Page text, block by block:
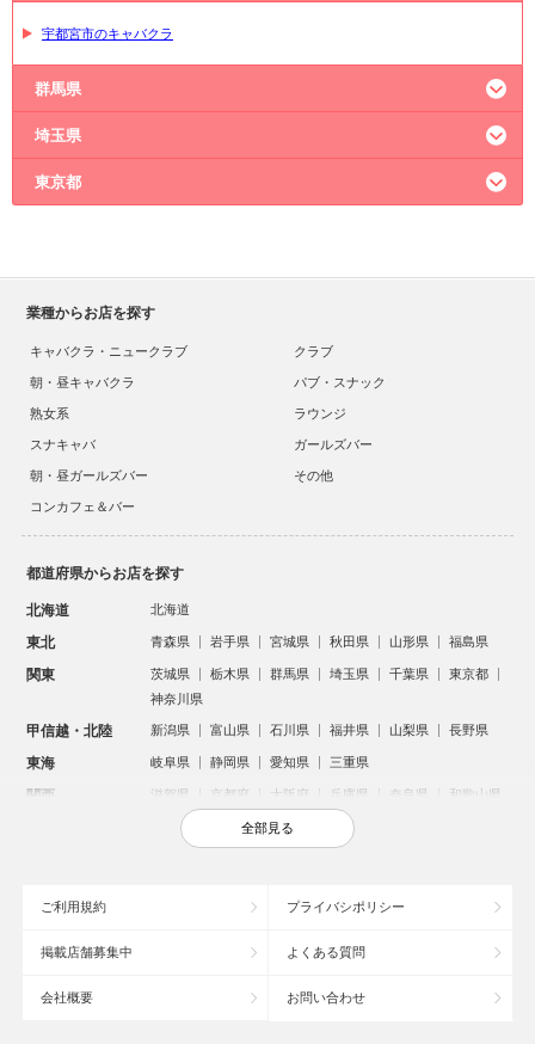
宇都宮市のキャバクラ
群馬県
高崎市のキャバクラ
埼玉県
大宮のキャバクラ
東京都
上野のキャバクラ 池袋のキャバクラ
神田のキャバクラ
業種からお店を探す
キャバクラ・ニュークラブ
クラブ
朝・昼キャバクラ
パブ・スナック
熟女系
ラウンジ
スナキャバ
ガールズバー
朝・昼ガールズバー
その他
コンカフェ＆バー
都道府県からお店を探す
北海道 北海道
東北 青森県 岩手県 宮城県 秋田県 山形県 福島県
関東 茨城県 栃木県 群馬県 埼玉県 千葉県
東京都
神奈川県
甲信越・北陸 新潟県 富山県 石川県 福井県 山梨県 長野県
東海 岐阜県 静岡県 愛知県 三重県
関西 滋賀県 京都府 大阪府 兵庫県 奈良県 和歌山県
鳥取県 島根県 岡山県 広島県
沖縄県
全部見る
ご利用規約 プライバシポリシー
掲載店舗募集中 よくある質問
会社概要 お問い合わせ